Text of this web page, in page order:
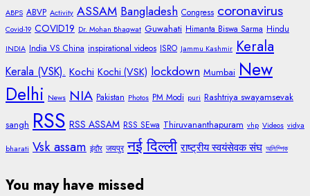
ABPS ABVP Activity ASSAM Bangladesh Congress coronavirus
Covid-19 COVID19 Dr. Mohan Bhagwat Guwahati Himanta Biswa Sarma Hindu
INDIA India VS China inspirational videos ISRO Jammu Kashmir Kerala
Kerala (VSK). Kochi Kochi (VSK) lockdown Mumbai New
Delhi News NIA Pakistan Photos PM Modi puri Rashtriya swayamsevak
sangh RSS RSS ASSAM RSS SEwa Thiruvananthapuram vhp Videos vidya
bharati Vsk assam इंदौर जयपुर नई दिल्ली राष्ट्रीय स्वयंसेवक संघ অলিম্পিক
You may have missed